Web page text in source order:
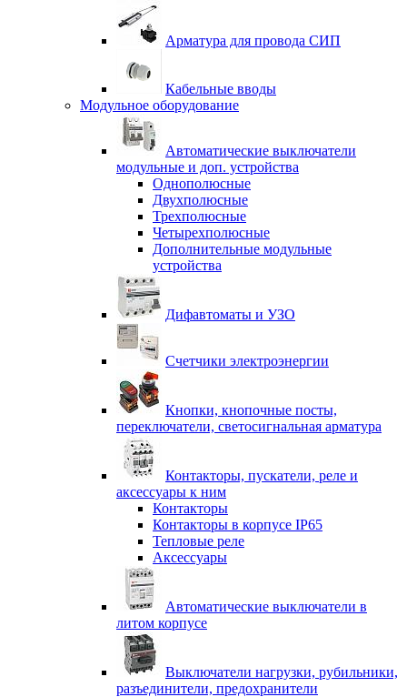
Арматура для провода СИП
Кабельные вводы
Модульное оборудование
Автоматические выключатели
модульные и доп. устройства
Однополюсные
Двухполюсные
Трехполюсные
Четырехполюсные
Дополнительные модульные
устройства
Дифавтоматы и УЗО
Счетчики электроэнергии
Кнопки, кнопочные посты,
переключатели, светосигнальная арматура
Контакторы, пускатели, реле и
аксессуары к ним
Контакторы
Контакторы в корпусе IP65
Тепловые реле
Аксессуары
Автоматические выключатели в
литом корпусе
Выключатели нагрузки, рубильники,
разъединители, предохранители